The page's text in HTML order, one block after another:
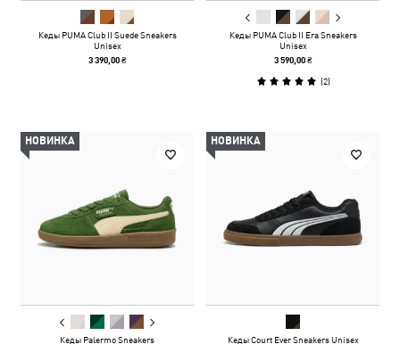
Кеды PUMA Club II Suede Sneakers
Unisex
3 390,00 ₴
Кеды PUMA Club II Era Sneakers
Unisex
3 590,00 ₴
(2)
НОВИНКА
Кеды Palermo Sneakers
НОВИНКА
Кеды Court Ever Sneakers Unisex